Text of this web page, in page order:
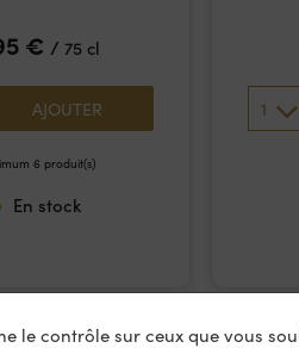
€ / 75 cl
AJOUTER
6 produit(s)
En stock
1
le contrôle sur ceux que vous